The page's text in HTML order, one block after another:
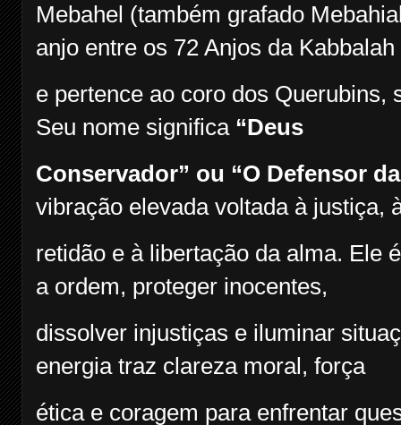
Mebahel (também grafado
anjo entre os 72 Anjos da Kabbalah
e pertence ao coro dos Querubins,
Seu nome significa “Deus
Conservador” ou “O Defensor
vibração elevada voltada à justiça,
retidão e à libertação da alma. Ele
a ordem, proteger inocentes,
dissolver injustiças e iluminar
energia traz clareza moral, força
ética e coragem para enfrentar